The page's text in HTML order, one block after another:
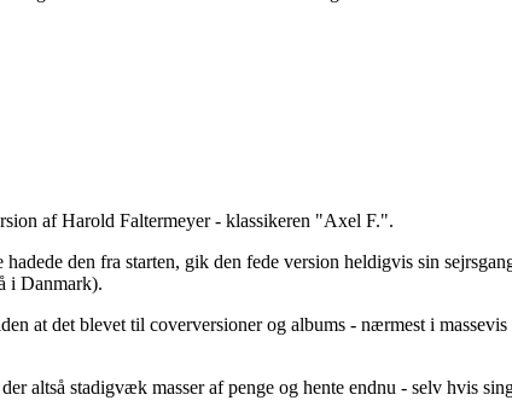
af Harold Faltermeyer - klassikeren "Axel F.".
den fra starten, gik den fede version heldigvis sin
i Danmark).
at det blevet til coverversioner og albums - nærmest i
altså stadigvæk masser af penge og hente endnu - selv hvis